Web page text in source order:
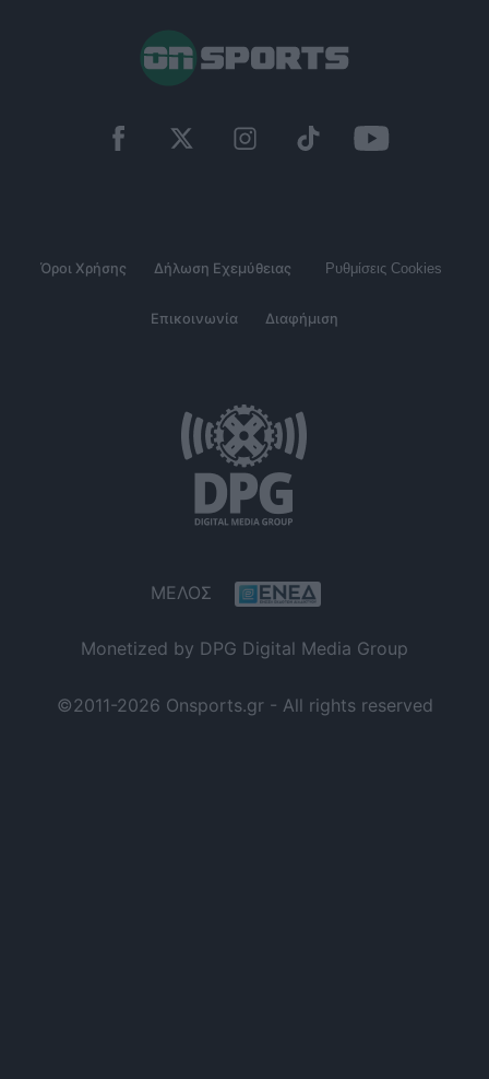
Όροι Χρήσης Δήλωση Εχεμύθειας Ρυθμίσεις Cookies
Επικοινωνία Διαφήμιση
ΜΕΛΟΣ
Monetized by DPG Digital Media Group
©2011-2026 Onsports.gr - All rights reserved